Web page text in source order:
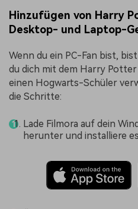
Hinzufügen von Harry
Desktop- und Laptop-
Wenn du ein PC-Fan bist,
du dich mit dem Harry
einen Hogwarts-Schüler
die Schritte:
Lade Filmora auf dein
herunter und installiere